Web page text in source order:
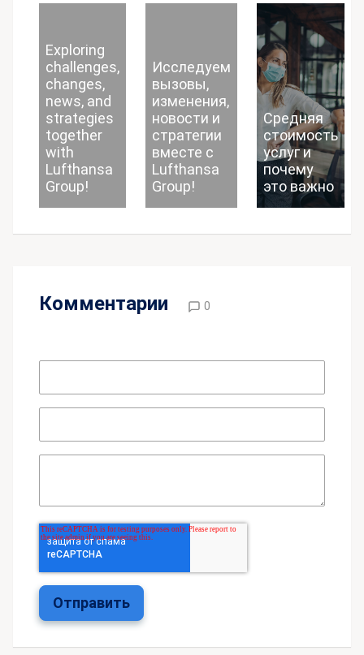
Exploring
challenges,
changes,
news, and
strategies
together
with
Lufthansa
Group!
Исследуем
вызовы,
изменения,
новости и
стратегии
вместе с
Lufthansa
Group!
Средняя
стоимость
услуг и
почему
это важно
Комментарии 0